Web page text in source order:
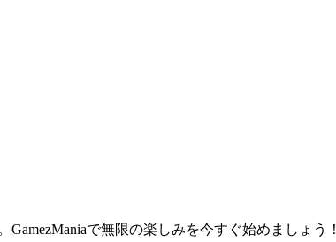
で無限の楽しみを今すぐ始めましょう！